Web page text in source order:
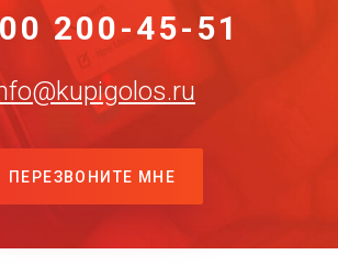
200-45-51
ПЕРЕЗВОНИТЕ МНЕ